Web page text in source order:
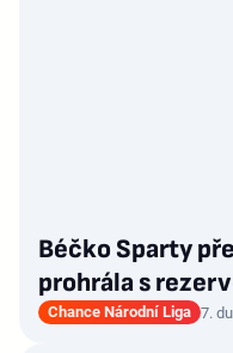
Béčko Sparty
prohrála s
Chance Národní Liga 7.